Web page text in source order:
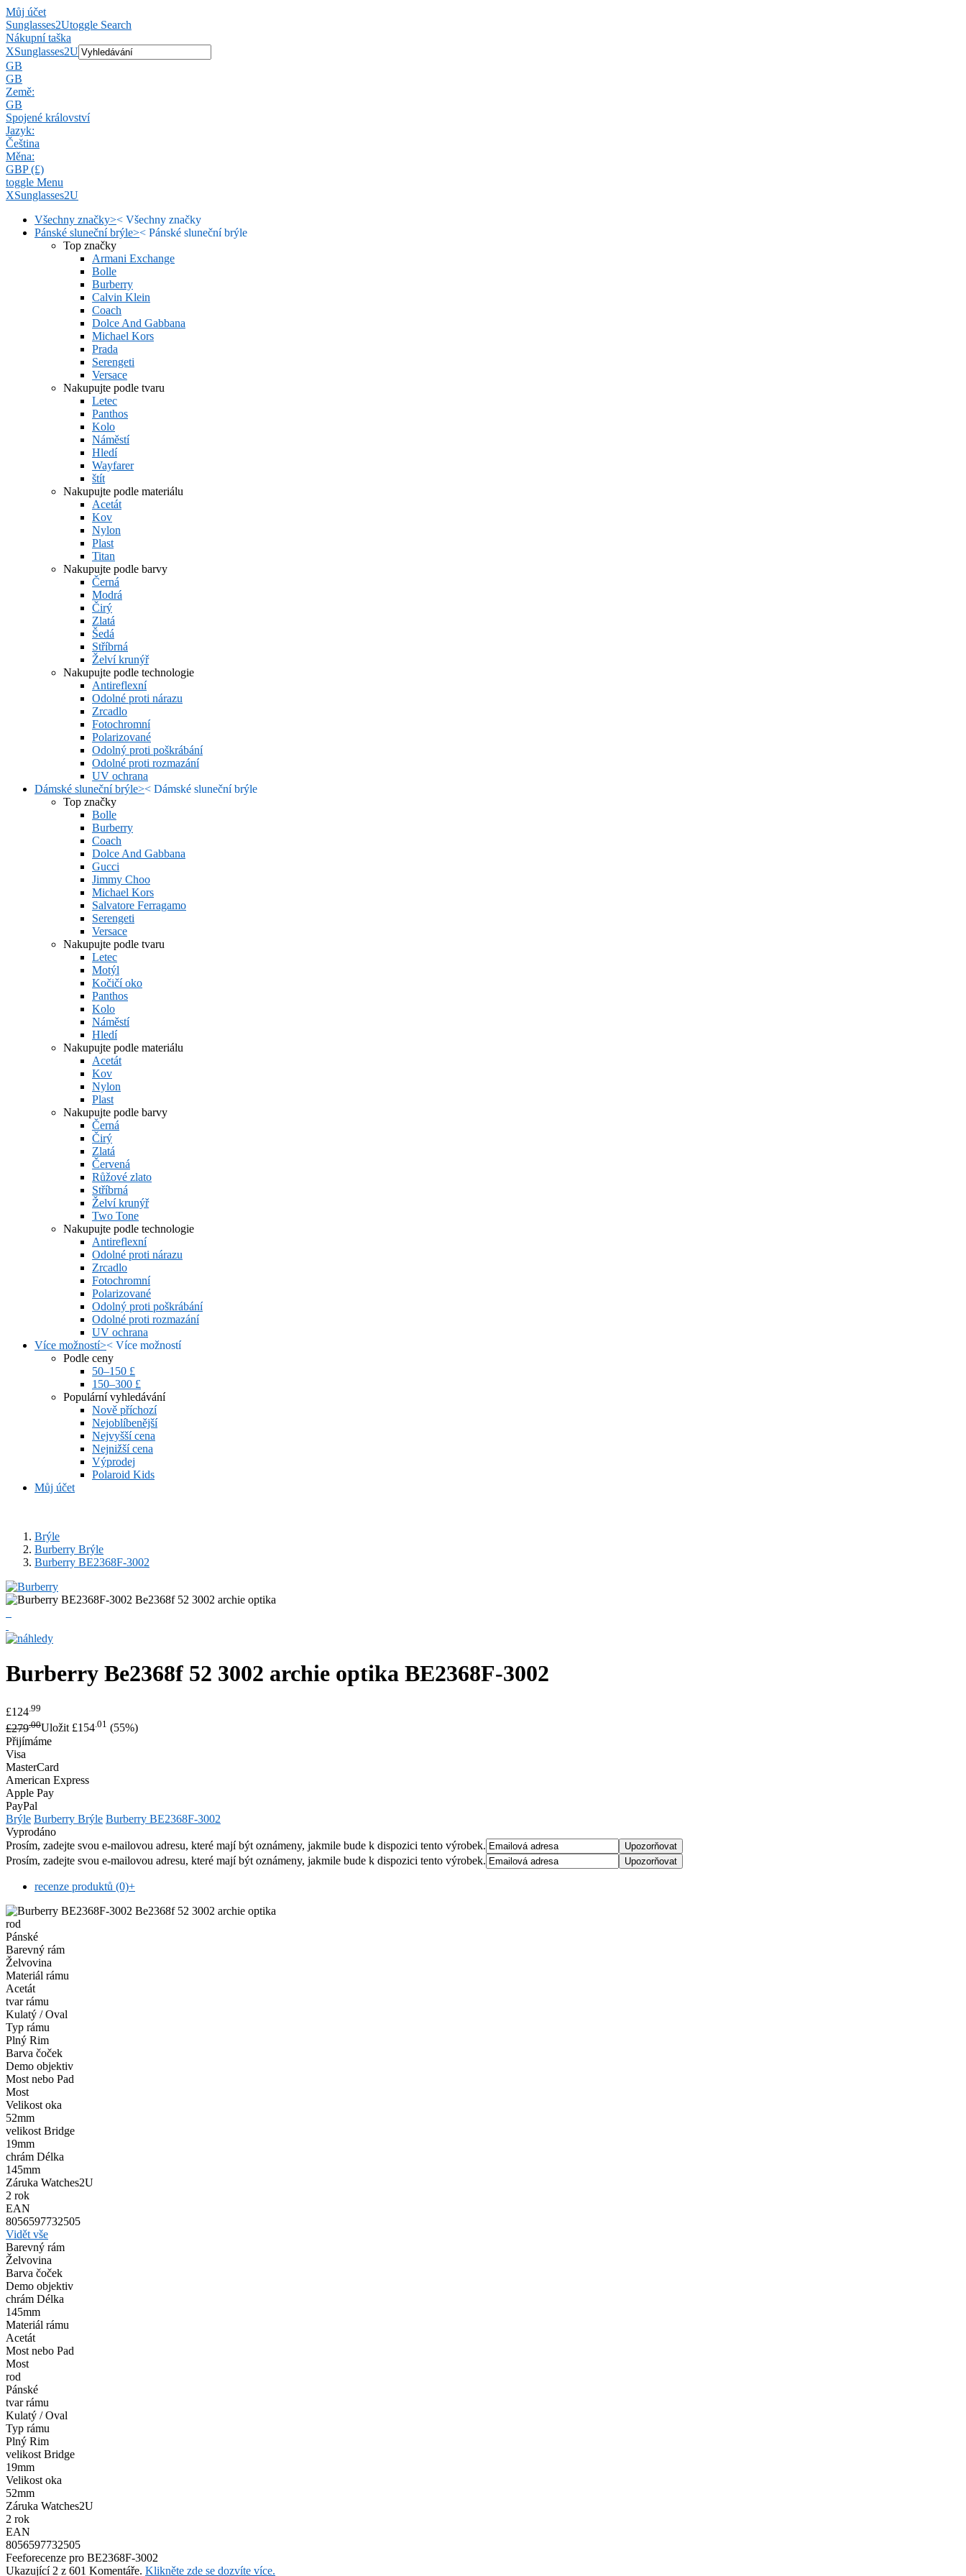
Můj účet
Sunglasses2Utoggle Search
Nákupní taška
XSunglasses2U
GB
GB
Země:
GB
Spojené království
Jazyk:
Čeština
Měna:
GBP (£)
toggle Menu
XSunglasses2U
Všechny značky>< Všechny značky
Pánské sluneční brýle>< Pánské sluneční brýle
Top značky
Armani Exchange
Bolle
Burberry
Calvin Klein
Coach
Dolce And Gabbana
Michael Kors
Prada
Serengeti
Versace
Nakupujte podle tvaru
Letec
Panthos
Kolo
Náměstí
Hledí
Wayfarer
štít
Nakupujte podle materiálu
Acetát
Kov
Nylon
Plast
Titan
Nakupujte podle barvy
Černá
Modrá
Čirý
Zlatá
Šedá
Stříbrná
Želví krunýř
Nakupujte podle technologie
Antireflexní
Odolné proti nárazu
Zrcadlo
Fotochromní
Polarizované
Odolný proti poškrábání
Odolné proti rozmazání
UV ochrana
Dámské sluneční brýle>< Dámské sluneční brýle
Top značky
Bolle
Burberry
Coach
Dolce And Gabbana
Gucci
Jimmy Choo
Michael Kors
Salvatore Ferragamo
Serengeti
Versace
Nakupujte podle tvaru
Letec
Motýl
Kočičí oko
Panthos
Kolo
Náměstí
Hledí
Nakupujte podle materiálu
Acetát
Kov
Nylon
Plast
Nakupujte podle barvy
Černá
Čirý
Zlatá
Červená
Růžové zlato
Stříbrná
Želví krunýř
Two Tone
Nakupujte podle technologie
Antireflexní
Odolné proti nárazu
Zrcadlo
Fotochromní
Polarizované
Odolný proti poškrábání
Odolné proti rozmazání
UV ochrana
Více možností>< Více možností
Podle ceny
50–150 £
150–300 £
Populární vyhledávání
Nově příchozí
Nejoblíbenější
Nejvyšší cena
Nejnižší cena
Výprodej
Polaroid Kids
Můj účet
Brýle
Burberry Brýle
Burberry BE2368F-3002
Burberry Be2368f 52 3002 archie optika BE2368F-3002
£124 .99
£279.00Uložit £154.01 (55%)
Přijímáme
Visa
MasterCard
American Express
Apple Pay
PayPal
Brýle Burberry Brýle Burberry BE2368F-3002
Vyprodáno
Prosím, zadejte svou e-mailovou adresu, které mají být oznámeny, jakmile bude k dispozici tento výrobek.
Prosím, zadejte svou e-mailovou adresu, které mají být oznámeny, jakmile bude k dispozici tento výrobek.
recenze produktů (0)+
rod
Pánské
Barevný rám
Želvovina
Materiál rámu
Acetát
tvar rámu
Kulatý / Oval
Typ rámu
Plný Rim
Barva čoček
Demo objektiv
Most nebo Pad
Most
Velikost oka
52mm
velikost Bridge
19mm
chrám Délka
145mm
Záruka Watches2U
2 rok
EAN
8056597732505
Vidět vše
Barevný rám
Želvovina
Barva čoček
Demo objektiv
chrám Délka
145mm
Materiál rámu
Acetát
Most nebo Pad
Most
rod
Pánské
tvar rámu
Kulatý / Oval
Typ rámu
Plný Rim
velikost Bridge
19mm
Velikost oka
52mm
Záruka Watches2U
2 rok
EAN
8056597732505
Feeforecenze pro BE2368F-3002
Ukazující 2 z 601 Komentáře. Klikněte zde se dozvíte více.